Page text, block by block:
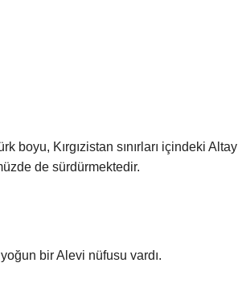
boyu, Kırgızistan sınırları içindeki Altay
de sürdürmektedir.
bir Alevi nüfusu vardı.